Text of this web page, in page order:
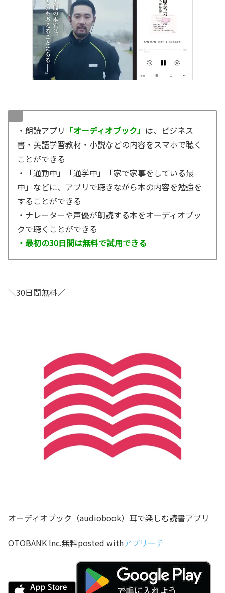
・朗読アプリ 「オーディオブック」 は、ビジネス
書・英語学習教材・小説などの内容をスマホで聴く
ことができる
・「通勤中」「通学中」「家で家事をしている最
中」などに、アプリで聴きながら本の内容を勉強を
することができる
・ナレーターや声優が朗読する本をオーディオブッ
クで聴くことができる
・最初の30日間は無料で試用できる
＼30日間無料／
オーディオブック（audiobook）耳で楽しむ読書アプリ
OTOBANK Inc.無料posted withアプリーチ